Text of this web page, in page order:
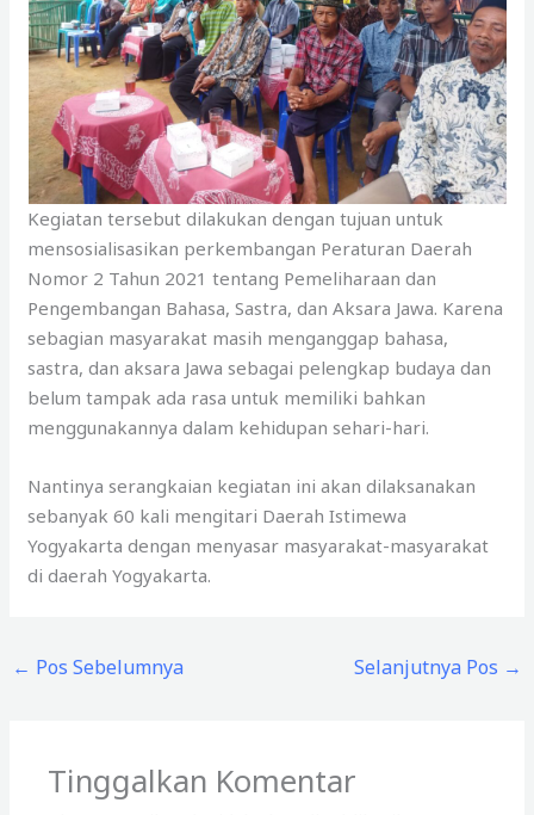
Kegiatan tersebut dilakukan dengan tujuan untuk
mensosialisasikan perkembangan Peraturan Daerah
Nomor 2 Tahun 2021 tentang Pemeliharaan dan
Pengembangan Bahasa, Sastra, dan Aksara Jawa. Karena
sebagian masyarakat masih menganggap bahasa,
sastra, dan aksara Jawa sebagai pelengkap budaya dan
belum tampak ada rasa untuk memiliki bahkan
menggunakannya dalam kehidupan sehari-hari.
Nantinya serangkaian kegiatan ini akan dilaksanakan
sebanyak 60 kali mengitari Daerah Istimewa
Yogyakarta dengan menyasar masyarakat-masyarakat
di daerah Yogyakarta.
← Pos Sebelumnya Selanjutnya Pos →
Tinggalkan Komentar